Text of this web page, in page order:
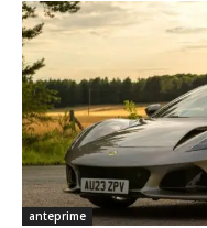
anteprime